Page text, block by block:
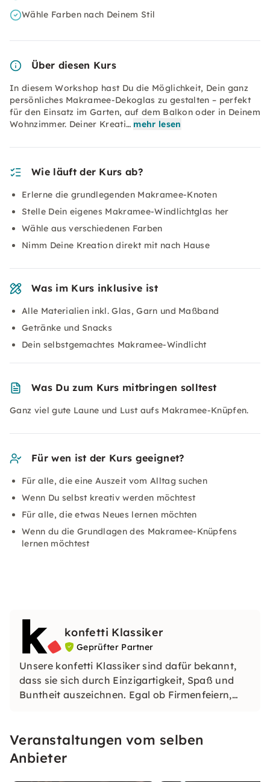
Wähle Farben nach Deinem Stil
Über diesen Kurs
In diesem Workshop hast Du die Möglichkeit, Dein ganz
persönliches Makramee-Dekoglas zu gestalten – perfekt
für den Einsatz im Garten, auf dem Balkon oder in Deinem
Wohnzimmer. Deiner Kreati… mehr lesen
Wie läuft der Kurs ab?
Erlerne die grundlegenden Makramee-Knoten
Stelle Dein eigenes Makramee-Windlichtglas her
Wähle aus verschiedenen Farben
Nimm Deine Kreation direkt mit nach Hause
Was im Kurs inklusive ist
Alle Materialien inkl. Glas, Garn und Maßband
Getränke und Snacks
Dein selbstgemachtes Makramee-Windlicht
Was Du zum Kurs mitbringen solltest
Ganz viel gute Laune und Lust aufs Makramee-Knüpfen.
Für wen ist der Kurs geeignet?
Für alle, die eine Auszeit vom Alltag suchen
Wenn Du selbst kreativ werden möchtest
Für alle, die etwas Neues lernen möchten
Wenn du die Grundlagen des Makramee-Knüpfens
lernen möchtest
konfetti Klassiker
Geprüfter Partner
Unsere konfetti Klassiker sind dafür bekannt,
dass sie sich durch Einzigartigkeit, Spaß und
Buntheit auszeichnen. Egal ob Firmenfeiern,
erleben, welches Du so schnell nicht vergessen
wirst.
Veranstaltungen vom selben
Anbieter